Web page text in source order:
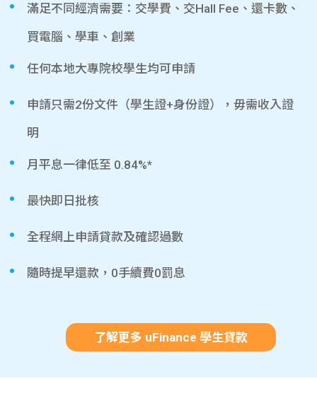
滿足不同經濟需要：交學費、交Hall Fee、還卡數、
買電腦、學車、創業
任何本地大專院校學生均可申請
申請只需2份文件（學生證+身份證），毋需收入證
明
月平息一律低至 0.84%*
最快即日批核
全程網上申請貸款及確認過數
隨時提早還款，0手續費0罰息
了解更多 uFinance 學生貸款